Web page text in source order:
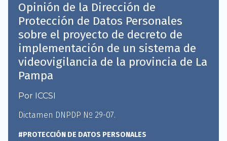
Opinión de la Dirección de
Protección de Datos Personales
sobre el proyecto de decreto de
implementación de un sistema de
videovigilancia de la provincia de La
Pampa
Por ICCSI
Dictamen DNPDP Nº 29-07.
#PROTECCIÓN DE DATOS PERSONALES